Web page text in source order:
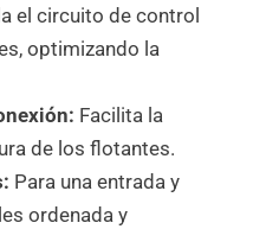
el circuito de control
optimizando la
Facilita la
de los flotantes.
Para una entrada y
ordenada y